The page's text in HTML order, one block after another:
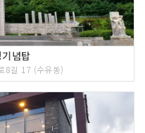
념탑
8길 17 (수유동)